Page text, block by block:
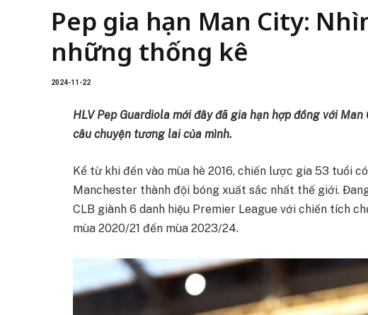
Pep gia hạn Man City:
những thống kê
2024-11-22
HLV Pep Guardiola mới đây đã gia hạn hợp đồng với
câu chuyện tương lai của mình.
Kể từ khi đến vào mùa hè 2016, chiến lược gia 53 tuổi
Manchester thành đội bóng xuất sắc nhất thế giới.
CLB giành 6 danh hiệu Premier League với chiến tích
mùa 2020/21 đến mùa 2023/24.